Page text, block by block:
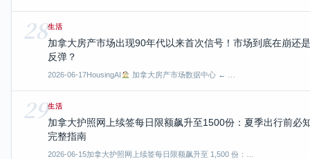
28生活
加拿大房产市场出现90年代以来首次信号！市场到底在崩还是
反弹？
2026-06-17HousingAI 加拿大房产市场数据中心 ← …
29生活
加拿大护照网上续签每日限额飙升至1500份：夏季出行前必
完整指南
2026-06-15加拿大护照网上续签每日限额飙升至 1,500 份：…